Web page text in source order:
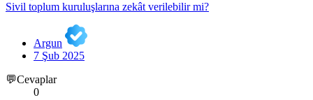
Sivil toplum kuruluşlarına zekât verilebilir mi?
Argun
7 Şub 2025
💬Cevaplar
0